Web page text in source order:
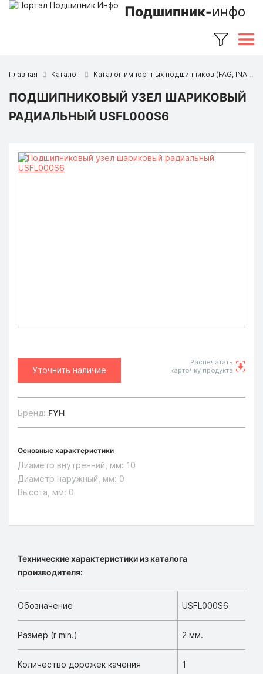
Подшипник-инфо
Главная Каталог Каталог импортных подшипников (FAG, INA, SKF, NSK, Timken и др.)
ПОДШИПНИКОВЫЙ УЗЕЛ ШАРИКОВЫЙ
РАДИАЛЬНЫЙ USFL000S6
Уточнить наличие
Распечатать
карточку продукта
Бренд: FYH
Основные характеристики
Диаметр внутренний, мм: 10
Диаметр наружный, мм: 0
Высота, мм: 0
Технические характеристики из каталога
производителя:
Обозначение USFL000S6
Размер (r min.) 2 мм.
Количество дорожек качения 1